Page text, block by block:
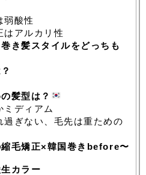
弱酸性
はアルカリ性
き髪スタイルをどっちも
髪型は？
ミディアム
過ぎない、毛先は重ための
毛矯正×韓国巻きbefore〜
カラー